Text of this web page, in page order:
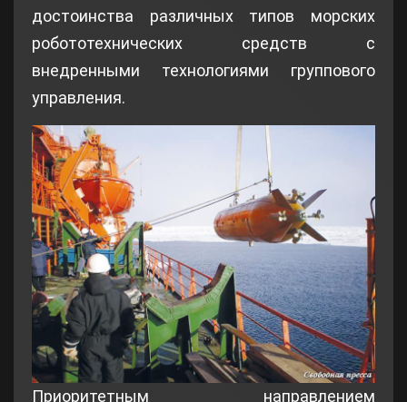
достоинства различных типов морских
робототехнических средств с
внедренными технологиями группового
управления.
Приоритетным направлением